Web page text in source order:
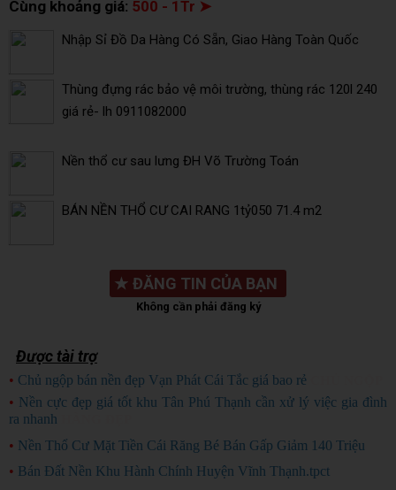
Cùng khoảng giá: 500 - 1Tr ➤
Nhập Sỉ Đồ Da Hàng Có Sẵn, Giao Hàng Toàn Quốc
Thùng đựng rác bảo vệ môi trường, thùng rác 120l 240
giá rẻ- lh 0911082000
Nền thổ cư sau lưng ĐH Võ Trường Toán
BÁN NỀN THỔ CƯ CAI RANG 1tỷ050 71.4 m2
★ ĐĂNG TIN CỦA BẠN
Không cần phải đăng ký
Được tài trợ
• Chủ ngộp bán nền đẹp Vạn Phát Cái Tắc giá bao rẻ
• Nền cực đẹp giá tốt khu Tân Phú Thạnh cần xử lý việc gia đình
ra nhanh
• Nền Thổ Cư Mặt Tiền Cái Răng Bé Bán Gấp Giảm 140 Triệu
• Bán Đất Nền Khu Hành Chính Huyện Vĩnh Thạnh.tpct